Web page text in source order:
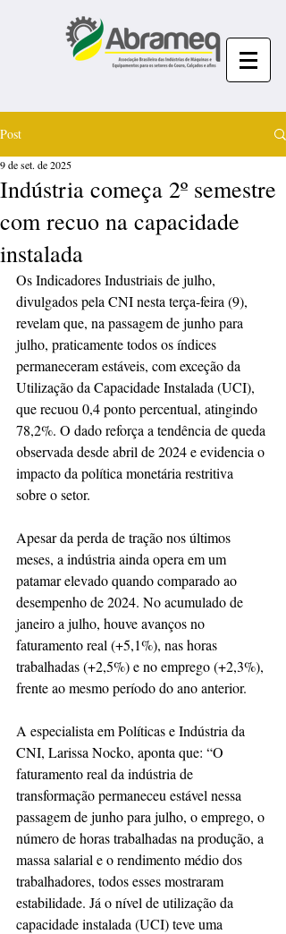
Post
Indústria começa 2º semestre
com recuo na capacidade
instalada
9 de set. de 2025
Os Indicadores Industriais de julho,
divulgados pela CNI nesta terça-feira (9),
revelam que, na passagem de junho para
julho, praticamente todos os índices
permaneceram estáveis, com exceção da
Utilização da Capacidade Instalada (UCI),
que recuou 0,4 ponto percentual, atingindo
78,2%. O dado reforça a tendência de queda
observada desde abril de 2024 e evidencia o
impacto da política monetária restritiva
sobre o setor.
Apesar da perda de tração nos últimos
meses, a indústria ainda opera em um
patamar elevado quando comparado ao
desempenho de 2024. No acumulado de
janeiro a julho, houve avanços no
faturamento real (+5,1%), nas horas
trabalhadas (+2,5%) e no emprego (+2,3%),
frente ao mesmo período do ano anterior.
A especialista em Políticas e Indústria da
CNI, Larissa Nocko, aponta que: “O
faturamento real da indústria de
transformação permaneceu estável nessa
passagem de junho para julho, o emprego, o
número de horas trabalhadas na produção, a
massa salarial e o rendimento médio dos
trabalhadores, todos esses mostraram
estabilidade. Já o nível de utilização da
capacidade instalada (UCI) teve uma